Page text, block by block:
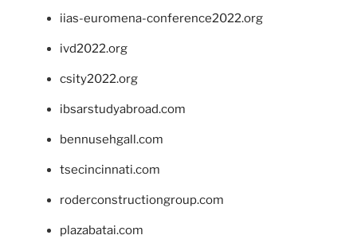
iias-euromena-conference2022.org
ivd2022.org
csity2022.org
ibsarstudyabroad.com
bennusehgall.com
tsecincinnati.com
roderconstructiongroup.com
plazabatai.com